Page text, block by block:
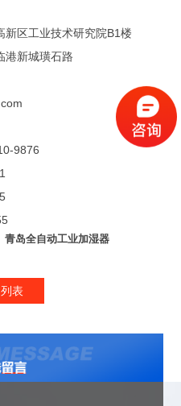
区工业技术研究院B1楼
新城璜石路
9876
青岛全自动工业加湿器
表